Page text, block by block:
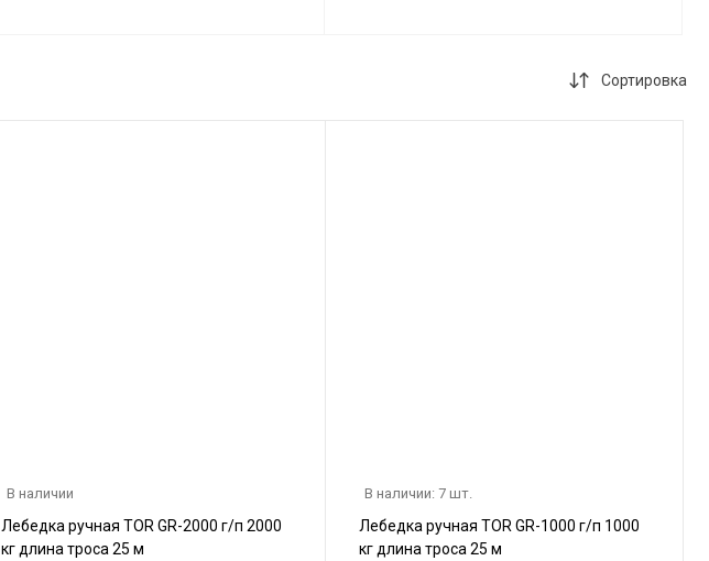
Сортировка
В наличии
Лебедка ручная TOR GR-2000 г/п 2000
кг длина троса 25 м
В наличии: 7 шт.
Лебедка ручная TOR GR-1000 г/п 1000
кг длина троса 25 м